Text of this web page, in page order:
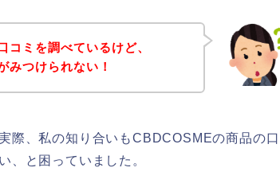
ミを調べているけど、
みつけられない！
際、私の知り合いもCBDCOSMEの商品の口
、と困っていました。